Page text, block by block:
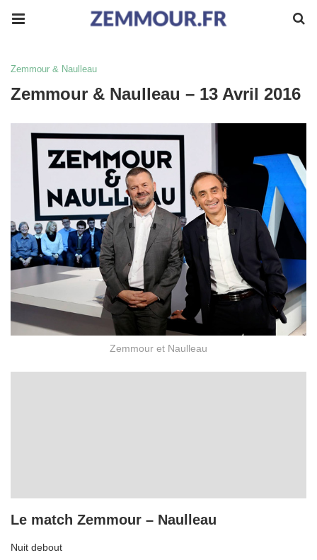
Zemmour & Naulleau
Zemmour & Naulleau – 13 Avril 2016
Zemmour et Naulleau
Le match Zemmour – Naulleau
Nuit debout